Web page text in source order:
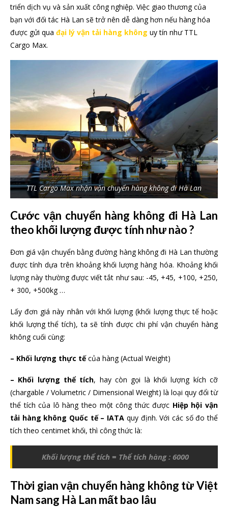
triển dịch vụ và sản xuất công nghiệp. Việc giao thương của
bạn với đối tác Hà Lan sẽ trở nên dễ dàng hơn nếu hàng hóa
được gửi qua đại lý vận tải hàng không uy tín như TTL
Cargo Max.
TTL Cargo Max nhận vận chuyển hàng không đi Hà Lan
Cước vận chuyển hàng không đi Hà Lan
theo khối lượng được tính như nào ?
Đơn giá vận chuyển bằng đường hàng không đi Hà Lan thường
được tính dựa trên khoảng khối lượng hàng hóa. Khoảng khối
lượng này thường được viết tắt như sau: -45, +45, +100, +250,
+ 300, +500kg …
Lấy đơn giá này nhân với khối lượng (khối lượng thực tế hoặc
khối lượng thể tích), ta sẽ tính được chi phí vận chuyển hàng
không cuối cùng:
– Khối lượng thực tếcủa hàng (Actual Weight)
– Khối lượng thể tích, hay còn gọi là khối lượng kích cỡ
(chargable / Volumetric / Dimensional Weight) là loại quy đổi từ
thể tích của lô hàng theo một công thức được Hiệp hội vận
tải hàng không Quốc tế – IATA quy định. Với các số đo thể
tích theo centimet khối, thì công thức là:
Khối lượng thể tích = Thể tích hàng : 6000
Thời gian vận chuyển hàng không từ Việt
Nam sang Hà Lan mất bao lâu